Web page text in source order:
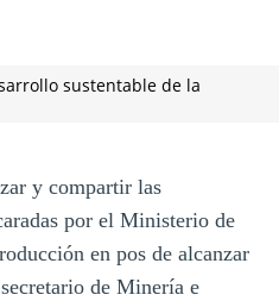
sustentable de la
y compartir las
por el Ministerio de
en pos de alcanzar
de Minería e